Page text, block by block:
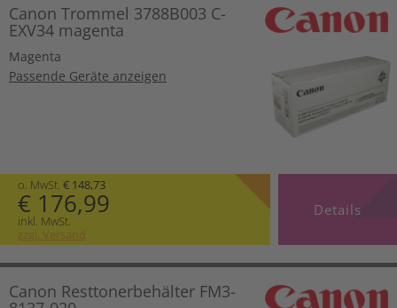
Canon Trommel 3788B003 C-
EXV34 magenta
Magenta
Passende Geräte anzeigen
o. MwSt. € 148,73
€ 176,99
inkl. MwSt.
zzgl. Versand
Details
Canon Resttonerbehälter FM3-